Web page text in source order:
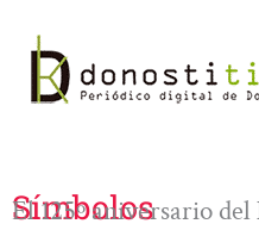
contenido
Símbolos
El 125º aniversario